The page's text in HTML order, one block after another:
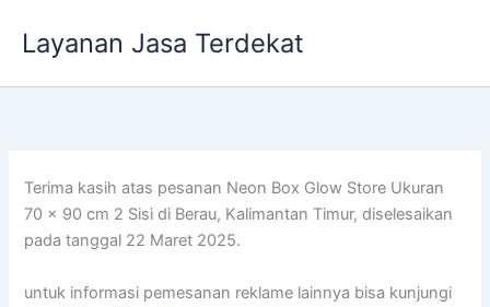
Layanan Jasa Terdekat
Terima kasih atas pesanan Neon Box Glow Store Ukuran
70 x 90 cm 2 Sisi di Berau, Kalimantan Timur, diselesaikan
pada tanggal 22 Maret 2025.
untuk informasi pemesanan reklame lainnya bisa kunjungi